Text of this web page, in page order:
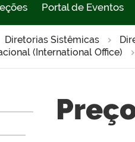
Portal de Eventos
Diretorias Sistêmicas
(International Office)